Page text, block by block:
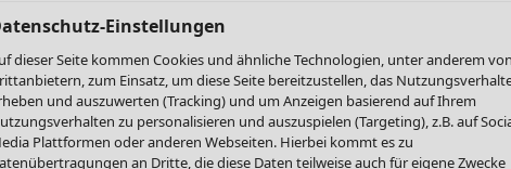
Einstellungen
dieser Seite kommen Cookies und ähnliche Technologien, unter anderem von
zum Einsatz, um diese Seite bereitzustellen, das
und auszuwerten (Tracking) und um Anzeigen basierend auf Ihrem
zu personalisieren und auszuspielen (Targeting), z.B. auf
Plattformen oder anderen Webseiten. Hierbei kommt es zu
an Dritte, die diese Daten teilweise auch für eigene Zwecke